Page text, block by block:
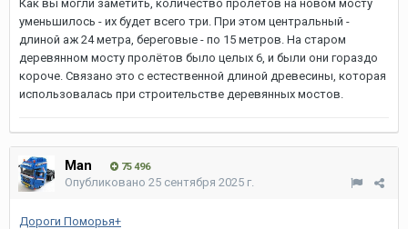
Как вы могли заметить, количество пролётов на новом мосту
уменьшилось - их будет всего три. При этом центральный -
длиной аж 24 метра, береговые - по 15 метров. На старом
деревянном мосту пролётов было целых 6, и были они гораздо
короче. Связано это с естественной длиной древесины, которая
использовалась при строительстве деревянных мостов.
Man 75 496
Опубликовано 25 сентября 2025 г.
Дороги Поморья+